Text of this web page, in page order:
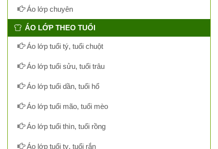
Áo lớp chuyên
ÁO LỚP THEO TUỔI
Áo lớp tuổi tý, tuổi chuột
Áo lớp tuổi sửu, tuổi trâu
Áo lớp tuổi dần, tuổi hổ
Áo lớp tuổi mão, tuổi mèo
Áo lớp tuổi thìn, tuổi rồng
Áo lớp tuổi tỵ, tuổi rắn